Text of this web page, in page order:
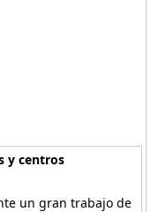
y centros
un gran trabajo de